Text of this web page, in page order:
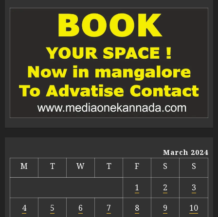
March 2024
M T W T F S
S
1
2
3
4
5 6 7 8 9
10